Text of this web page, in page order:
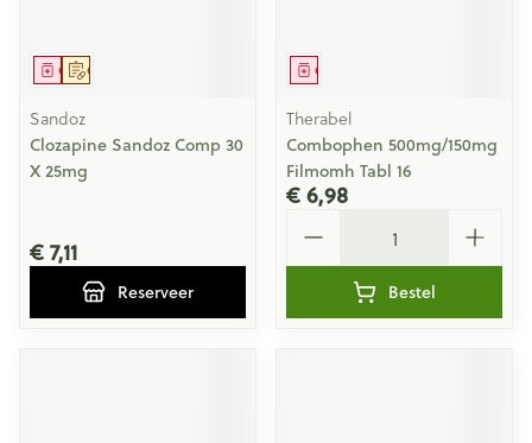
Op voorschrift
Geneesmiddel
Sandoz
Clozapine Sandoz Comp 30
X 25mg
€ 7,11
Reserveer
Geneesmiddel
Therabel
Combophen 500mg/150mg
Filmomh Tabl 16
€ 6,98
Bestel